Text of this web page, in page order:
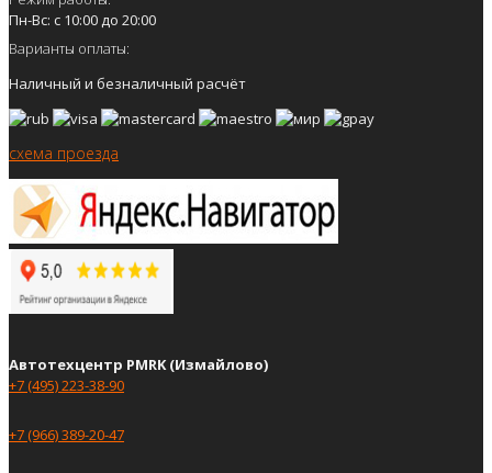
Пн-Вс: с 10:00 до 20:00
Варианты оплаты:
Наличный и безналичный расчёт
схема проезда
Автотехцентр PMRK (Измайлово)
+7 (495) 223-38-90
+7 (966) 389-20-47